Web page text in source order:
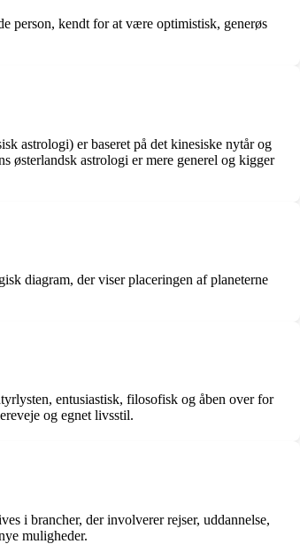
person, kendt for at være optimistisk, generøs
astrologi) er baseret på det kinesiske nytår og
østerlandsk astrologi er mere generel og kigger
diagram, der viser placeringen af planeterne
entusiastisk, filosofisk og åben over for
og egnet livsstil.
i brancher, der involverer rejser, uddannelse,
muligheder.